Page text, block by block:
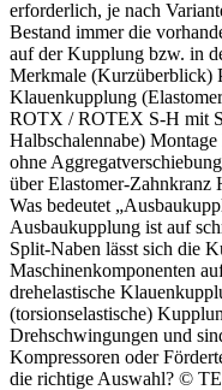
erforderlich, je nach
Bestand immer die
auf der Kupplung bzw. in
Merkmale (Kurzüberblick)
Klauenkupplung
ROTX / ROTEX S-H mit
Halbschalennabe)
ohne
über Elastomer-
Was bedeutet
Ausbaukupplung ist auf
Split-Naben lässt sich die
Maschinenkomponenten
drehelastische
(torsionselastische)
Drehschwingungen und
Kompressoren oder
die richtige Auswahl? ©